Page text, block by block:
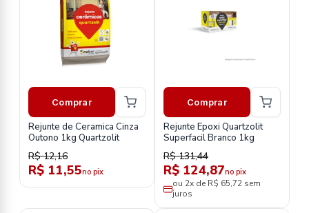
Comprar
Rejunte de Ceramica Cinza
Outono 1kg Quartzolit
R$ 12,16
R$ 11,55no pix
Comprar
Rejunte Epoxi Quartzolit
Superfacil Branco 1kg
R$ 131,44
R$ 124,87no pix
ou 2x de R$ 65,72 sem
juros